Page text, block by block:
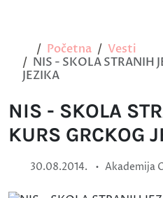
Početna
Vesti
NIS - SKOLA STRANIH
JEZIKA
NIS - SKOLA
KURS GRCKOG
30.08.2014. • Akademija